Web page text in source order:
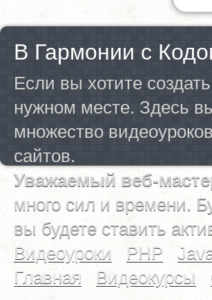
В Гармонии с
Если вы хотите
нужном месте. Здесь
множество
сайтов.
Уважаемый веб-
много сил и времени.
вы будете ставить
Видеоуроки
PHP
Главная
Видеокурсы